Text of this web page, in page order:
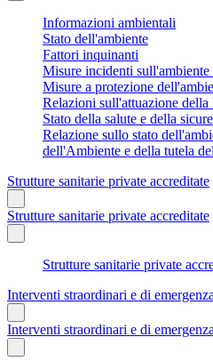
Informazioni ambientali
Stato dell'ambiente
Fattori inquinanti
Misure incidenti
Misure a protezione
Relazioni sull'attuazione della
Stato della salute e della
Relazione sullo stato
dell'Ambiente e della tutela
Strutture sanitarie private accreditate
Strutture sanitarie private accreditate
Strutture sanitarie private
Interventi straordinari e di emergenza
Interventi straordinari e di emergenza